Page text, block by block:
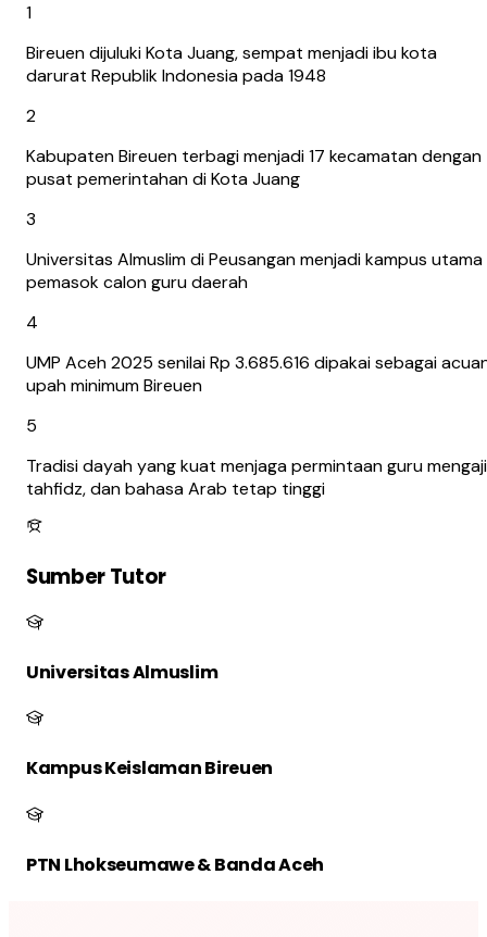
1
Bireuen dijuluki Kota Juang, sempat menjadi ibu kota
darurat Republik Indonesia pada 1948
2
Kabupaten Bireuen terbagi menjadi 17 kecamatan dengan
pusat pemerintahan di Kota Juang
3
Universitas Almuslim di Peusangan menjadi kampus utama
pemasok calon guru daerah
4
UMP Aceh 2025 senilai Rp 3.685.616 dipakai sebagai
upah minimum Bireuen
5
Tradisi dayah yang kuat menjaga permintaan guru
tahfidz, dan bahasa Arab tetap tinggi
Sumber Tutor
Universitas Almuslim
Kampus Keislaman Bireuen
PTN Lhokseumawe & Banda Aceh